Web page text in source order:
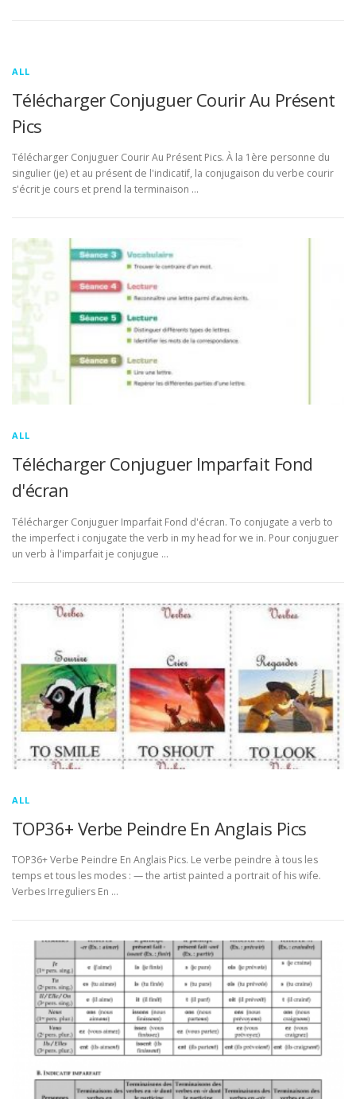
ALL
Télécharger Conjuguer Courir Au Présent
Pics
Télécharger Conjuguer Courir Au Présent Pics. À la 1ère personne du
singulier (je) et au présent de l'indicatif, la conjugaison du verbe courir
s'écrit je cours et prend la terminaison …
ALL
Télécharger Conjuguer Imparfait Fond
d'écran
Télécharger Conjuguer Imparfait Fond d'écran. To conjugate a verb to
the imperfect i conjugate the verb in my head for we in. Pour conjuguer
un verb à l'imparfait je conjugue …
ALL
TOP36+ Verbe Peindre En Anglais Pics
TOP36+ Verbe Peindre En Anglais Pics. Le verbe peindre à tous les
temps et tous les modes : — the artist painted a portrait of his wife.
Verbes Irreguliers En …